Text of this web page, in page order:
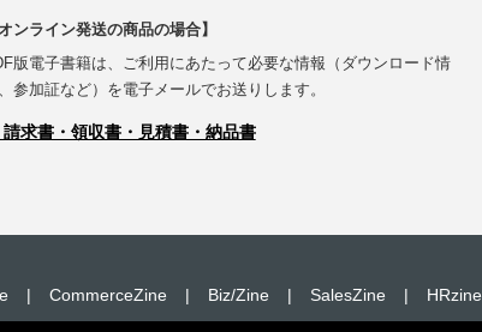
オンライン発送の商品の場合】
版電子書籍は、ご利用にあたって必要な情報（ダウンロード情
参加証など）を電子メールでお送りします。
請求書・領収書・見積書・納品書
| CommerceZine | Biz/Zine | SalesZine | HRzine